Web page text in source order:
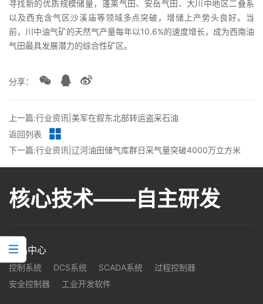
寻找新的优质规模储量，蓬莱气田、安岳气田、大川中地区二叠系
以及西充含气区沙溪庙等领域多点突破，增储上产势头良好。当
前，川中油气矿的天然气产量每年以10.6%的速度增长，成为西南油
气田最具发展潜力的综合性矿区。
分享：
上一篇:行业资讯|美军在叙东北部转运盗采石油
返回列表
下一篇:行业资讯|辽河油田储气库群日采气量突破4000万立方米
核心技术——自主研发
产品中心
控制系统 DCS系统 SCADA系统
过程控制器
安全控制器
工业开发软件